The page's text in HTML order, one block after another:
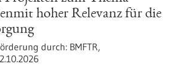
hoher Relevanz für die
durch: BMFTR,